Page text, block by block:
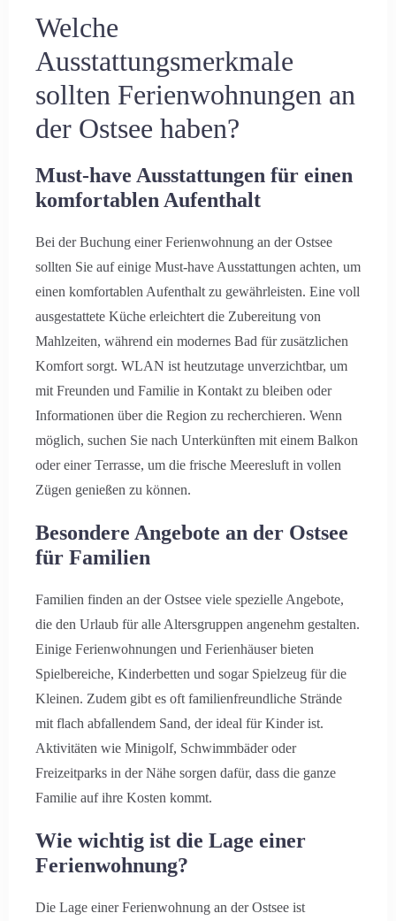
Welche
Ausstattungsmerkmale
sollten Ferienwohnungen an
der Ostsee haben?
Must-have Ausstattungen für einen
komfortablen Aufenthalt
Bei der Buchung einer Ferienwohnung an der Ostsee
sollten Sie auf einige Must-have Ausstattungen achten, um
einen komfortablen Aufenthalt zu gewährleisten. Eine voll
ausgestattete Küche erleichtert die Zubereitung von
Mahlzeiten, während ein modernes Bad für zusätzlichen
Komfort sorgt. WLAN ist heutzutage unverzichtbar, um
mit Freunden und Familie in Kontakt zu bleiben oder
Informationen über die Region zu recherchieren. Wenn
möglich, suchen Sie nach Unterkünften mit einem Balkon
oder einer Terrasse, um die frische Meeresluft in vollen
Zügen genießen zu können.
Besondere Angebote an der Ostsee
für Familien
Familien finden an der Ostsee viele spezielle Angebote,
die den Urlaub für alle Altersgruppen angenehm gestalten.
Einige Ferienwohnungen und Ferienhäuser bieten
Spielbereiche, Kinderbetten und sogar Spielzeug für die
Kleinen. Zudem gibt es oft familienfreundliche Strände
mit flach abfallendem Sand, der ideal für Kinder ist.
Aktivitäten wie Minigolf, Schwimmbäder oder
Freizeitparks in der Nähe sorgen dafür, dass die ganze
Familie auf ihre Kosten kommt.
Wie wichtig ist die Lage einer
Ferienwohnung?
Die Lage einer Ferienwohnung an der Ostsee ist